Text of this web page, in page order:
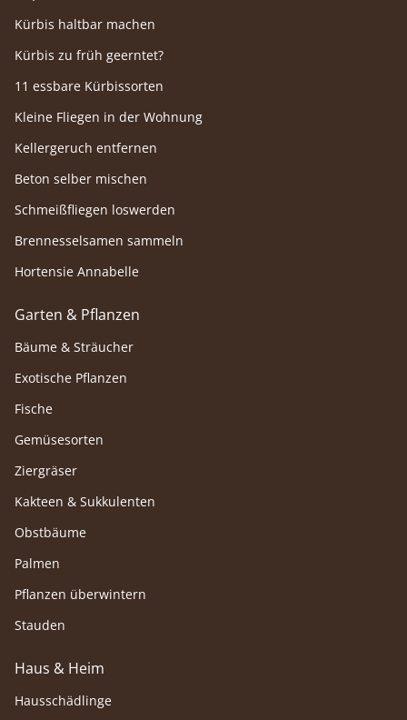
Kürbis haltbar machen
Kürbis zu früh geerntet?
11 essbare Kürbissorten
Kleine Fliegen in der Wohnung
Kellergeruch entfernen
Beton selber mischen
Schmeißfliegen loswerden
Brennesselsamen sammeln
Hortensie Annabelle
Garten & Pflanzen
Bäume & Sträucher
Exotische Pflanzen
Fische
Gemüsesorten
Ziergräser
Kakteen & Sukkulenten
Obstbäume
Palmen
Pflanzen überwintern
Stauden
Haus & Heim
Hausschädlinge